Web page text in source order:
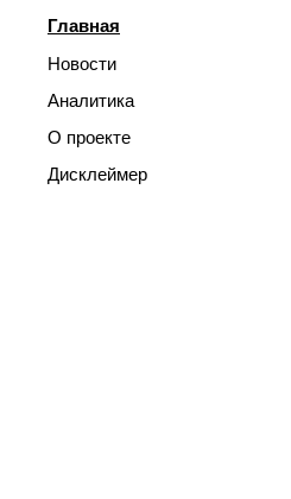
Главная
Новости
Аналитика
О проекте
Дисклеймер